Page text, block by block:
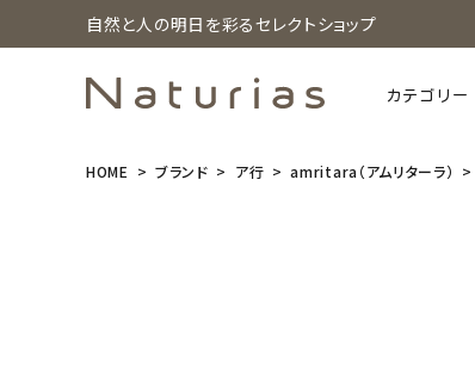
自然と人の明日を彩るセレクトショップ
カテゴリー
HOME ブランド ア行 amritara（アムリターラ）